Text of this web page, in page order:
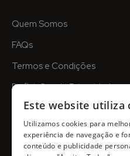
Quem Somos
FAQs
Termos e Condições
Definições de Privacidade
Este website utiliza
Utilizamos cookies para
experiência de navegação e
conteúdo e publicidade